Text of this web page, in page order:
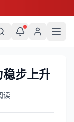
步上升
读